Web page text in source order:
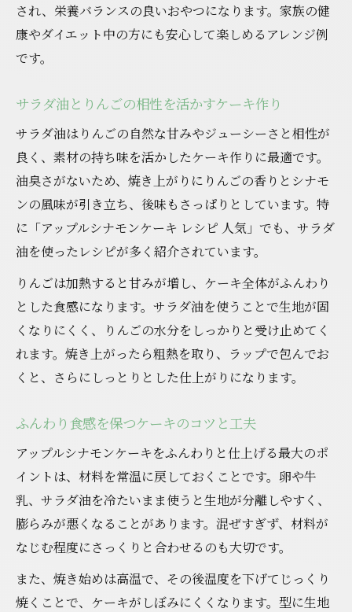
され、栄養バランスの良いおやつになります。家族の健
康やダイエット中の方にも安心して楽しめるアレンジ例
です。
サラダ油とりんごの相性を活かすケーキ作り
サラダ油はりんごの自然な甘みやジューシーさと相性が
良く、素材の持ち味を活かしたケーキ作りに最適です。
油臭さがないため、焼き上がりにりんごの香りとシナモ
ンの風味が引き立ち、後味もさっぱりとしています。特
に「アップルシナモンケーキ レシピ 人気」でも、サラダ
油を使ったレシピが多く紹介されています。
りんごは加熱すると甘みが増し、ケーキ全体がふんわり
とした食感になります。サラダ油を使うことで生地が固
くなりにくく、りんごの水分をしっかりと受け止めてく
れます。焼き上がったら粗熱を取り、ラップで包んでお
くと、さらにしっとりとした仕上がりになります。
ふんわり食感を保つケーキのコツと工夫
アップルシナモンケーキをふんわりと仕上げる最大のポ
イントは、材料を常温に戻しておくことです。卵や牛
乳、サラダ油を冷たいまま使うと生地が分離しやすく、
膨らみが悪くなることがあります。混ぜすぎず、材料が
なじむ程度にさっくりと合わせるのも大切です。
また、焼き始めは高温で、その後温度を下げてじっくり
焼くことで、ケーキがしぼみにくくなります。型に生地